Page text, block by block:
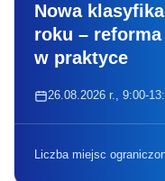
Nowa
roku –
w praktyce
26.08.2026 r., 9:00-
Liczba miejsc